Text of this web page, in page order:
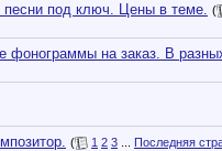
песни под ключ. Цены в теме. (
фонограммы на заказ. В
( 1 2 3
Последняя